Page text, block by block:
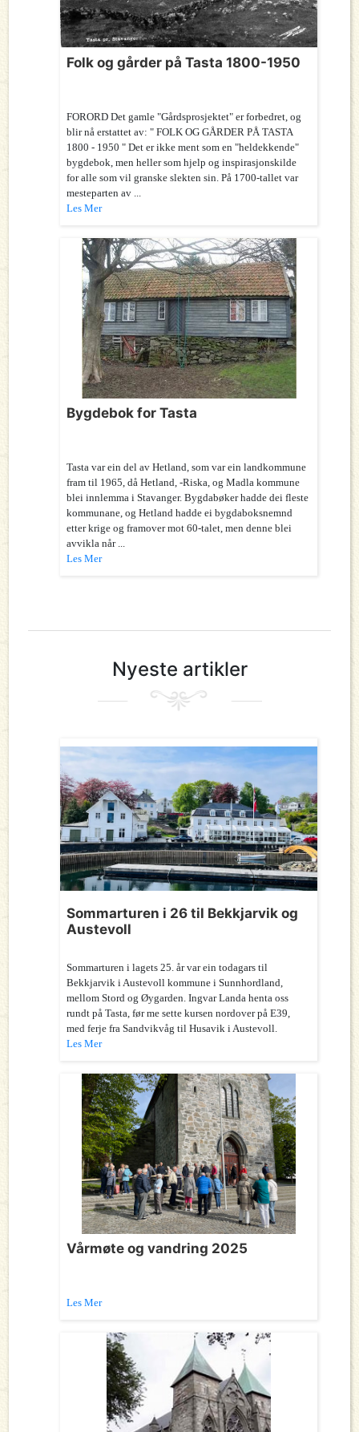
Folk og gårder på Tasta 1800-1950
FORORD Det gamle "Gårdsprosjektet" er forbedret, og
blir nå erstattet av: " FOLK OG GÅRDER PÅ TASTA
1800 - 1950 " Det er ikke ment som en "heldekkende"
bygdebok, men heller som hjelp og inspirasjonskilde
for alle som vil granske slekten sin. På 1700-tallet var
mesteparten av ...
Les Mer
Bygdebok for Tasta
Tasta var ein del av Hetland, som var ein landkommune
fram til 1965, då Hetland, -Riska, og Madla kommune
blei innlemma i Stavanger. Bygdabøker hadde dei fleste
kommunane, og Hetland hadde ei bygdaboksnemnd
etter krige og framover mot 60-talet, men denne blei
avvikla når ...
Les Mer
Nyeste artikler
Sommarturen i 26 til Bekkjarvik og
Austevoll
Sommarturen i lagets 25. år var ein todagars til
Bekkjarvik i Austevoll kommune i Sunnhordland,
mellom Stord og Øygarden. Ingvar Landa henta oss
rundt på Tasta, før me sette kursen nordover på E39,
med ferje fra Sandvikvåg til Husavik i Austevoll.
Les Mer
Vårmøte og vandring 2025
Les Mer